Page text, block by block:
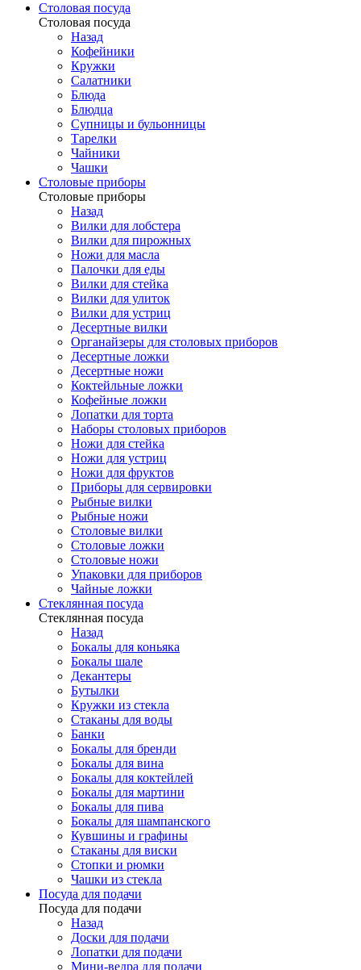
Столовая посуда
Столовая посуда
Назад
Кофейники
Кружки
Салатники
Блюда
Блюдца
Супницы и бульонницы
Тарелки
Чайники
Чашки
Cтоловые приборы
Cтоловые приборы
Назад
Вилки для лобстера
Вилки для пирожных
Ножи для масла
Палочки для еды
Вилки для стейка
Вилки для улиток
Вилки для устриц
Десертные вилки
Органайзеры для столовых приборов
Десертные ложки
Десертные ножи
Коктейльные ложки
Кофейные ложки
Лопатки для торта
Наборы столовых приборов
Ножи для стейка
Ножи для устриц
Ножи для фруктов
Приборы для сервировки
Рыбные вилки
Рыбные ножи
Столовые вилки
Столовые ложки
Столовые ножи
Упаковки для приборов
Чайные ложки
Стеклянная посуда
Стеклянная посуда
Назад
Бокалы для коньяка
Бокалы шале
Декантеры
Бутылки
Кружки из стекла
Стаканы для воды
Банки
Бокалы для бренди
Бокалы для вина
Бокалы для коктейлей
Бокалы для мартини
Бокалы для пива
Бокалы для шампанского
Кувшины и графины
Стаканы для виски
Стопки и рюмки
Чашки из стекла
Посуда для подачи
Посуда для подачи
Назад
Доски для подачи
Лопатки для подачи
Мини-ведра для подачи